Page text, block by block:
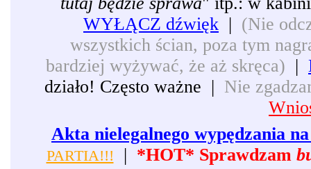
WYŁĄCZ dźwięk | (Nie
wszystkich ścian, poza tym
bardziej wyżywać, że aż skręca) |
działo! Często ważne | Nie
Akta nielegalnego wypędzania
PARTIA!!! | *HOT* Sprawdzam